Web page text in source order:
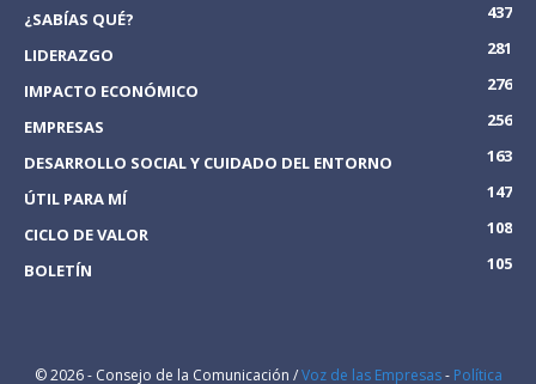
¿SABÍAS QUÉ?
437
LIDERAZGO
281
IMPACTO ECONÓMICO
276
EMPRESAS
256
DESARROLLO SOCIAL Y CUIDADO DEL ENTORNO
163
ÚTIL PARA MÍ
147
CICLO DE VALOR
108
BOLETÍN
105
© 2026 - Consejo de la Comunicación /Voz de las Empresas- Política